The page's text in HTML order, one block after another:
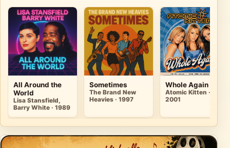
All Around the
World
Lisa Stansfield,
Barry White · 1989
Sometimes
The Brand New
Heavies · 1997
Whole Again
Atomic Kitten ·
2001